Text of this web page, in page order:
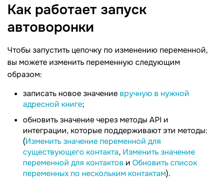
Как работает запуск
автоворонки
Чтобы запустить цепочку по изменению переменной,
вы можете изменить переменную следующим
образом:
записать новое значение вручную в нужной
адресной книге;
обновить значение через методы API и
интеграции, которые поддерживают эти методы:
(Изменить значение переменной для
существующего контакта, Изменить значение
переменной для контактов и Обновить список
переменных по нескольким контактам).